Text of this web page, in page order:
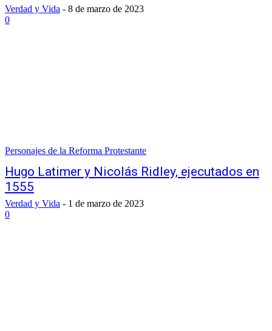
Verdad y Vida - 8 de marzo de 2023
0
Personajes de la Reforma Protestante
Hugo Latimer y Nicolás Ridley, ejecutados en
1555
Verdad y Vida - 1 de marzo de 2023
0